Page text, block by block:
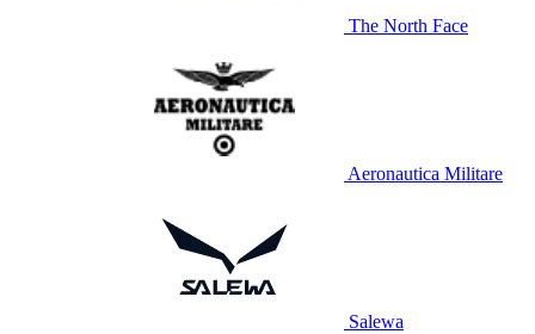
The North Face
Aeronautica Militare
Salewa